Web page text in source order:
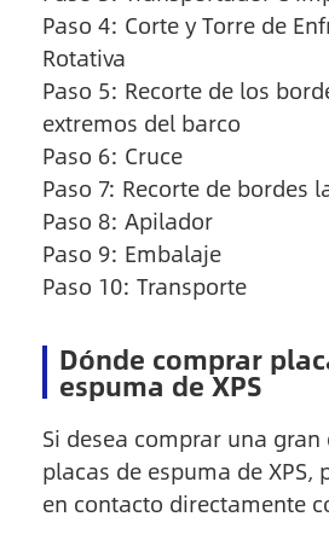
Paso 4: Corte y Torre de
Rotativa
Paso 5: Recorte de los
extremos del barco
Paso 6: Cruce
Paso 7: Recorte de bordes
Paso 8: Apilador
Paso 9: Embalaje
Paso 10: Transporte
Dónde comprar
espuma de XPS
Si desea comprar una
placas de espuma de XPS,
en contacto directamente